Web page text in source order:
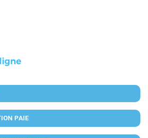
PAIE